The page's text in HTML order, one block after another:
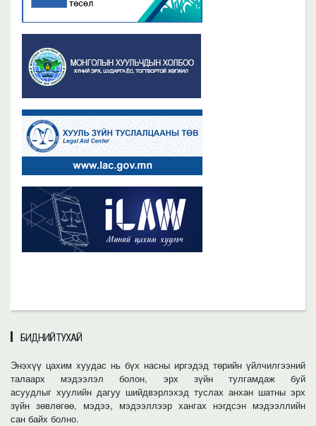
БИДНИЙ ТУХАЙ
Энэхүү цахим хуудас нь бүх насны иргэдэд төрийн үйлчилгээний
талаарх мэдээлэл болон, эрх зүйн тулгамдаж буй
асуудлыг хуулийн дагуу шийдвэрлэхэд туслах анхан шатны эрх
зүйн зөвлөгөө, мэдээ, мэдээллээр хангах нэгдсэн мэдээллийн
сан байх болно.